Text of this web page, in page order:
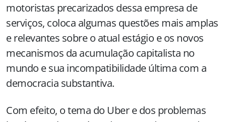
motoristas precarizados dessa empresa de
serviços, coloca algumas questões mais amplas
e relevantes sobre o atual estágio e os novos
mecanismos da acumulação capitalista no
mundo e sua incompatibilidade última com a
democracia substantiva.
Com efeito, o tema do Uber e dos problemas